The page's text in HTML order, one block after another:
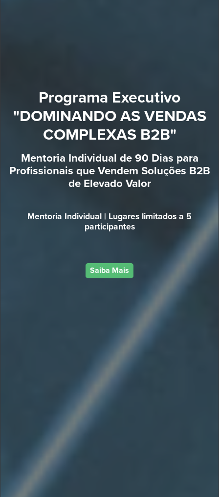
Programa Executivo
"DOMINANDO AS VENDAS
COMPLEXAS B2B"
Mentoria Individual de 90 Dias para
Profissionais que Vendem Soluções B2B
de Elevado Valor
Mentoria Individual | Lugares limitados a 5
participantes
Saiba Mais